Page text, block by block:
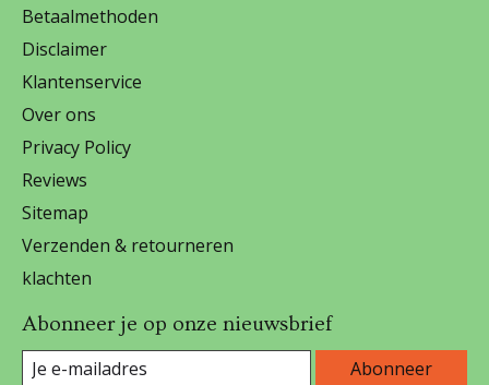
Betaalmethoden
Disclaimer
Klantenservice
Over ons
Privacy Policy
Reviews
Sitemap
Verzenden & retourneren
klachten
Abonneer je op onze nieuwsbrief
Abonneer